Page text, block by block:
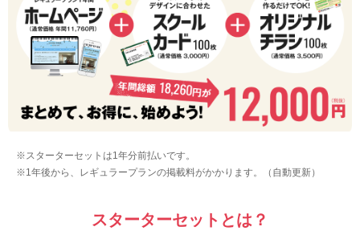
※スターターセットは1年分前払いです。
※1年後から、レギュラープランの掲載料がかかります。（自動更新）
スターターセットとは？